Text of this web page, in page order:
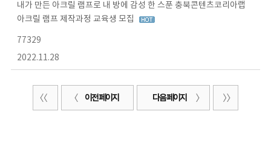
내가 만든 아크릴 램프로 내 방에 감성 한 스푼 충북콘텐츠코리아랩
아크릴 램프 제작과정 교육생 모집
77329
2022.11.28
이전 페이지 다음 페이지